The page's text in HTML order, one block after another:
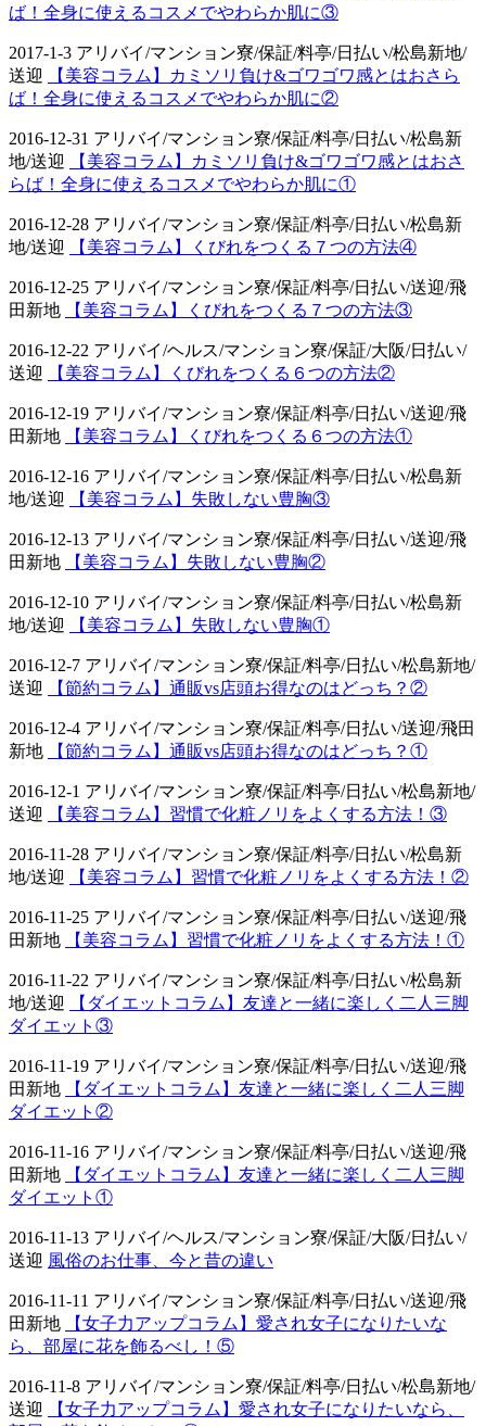
ば！全身に使えるコスメでやわらか肌に③
2017-1-3 アリバイ/マンション寮/保証/料亭/日払い/松島新地/
送迎
【美容コラム】カミソリ負け&ゴワゴワ感とはおさら
ば！全身に使えるコスメでやわらか肌に②
2016-12-31 アリバイ/マンション寮/保証/料亭/日払い/松島新
地/送迎
【美容コラム】カミソリ負け&ゴワゴワ感とはおさ
らば！全身に使えるコスメでやわらか肌に①
2016-12-28 アリバイ/マンション寮/保証/料亭/日払い/松島新
地/送迎
【美容コラム】くびれをつくる７つの方法④
2016-12-25 アリバイ/マンション寮/保証/料亭/日払い/送迎/飛
田新地
【美容コラム】くびれをつくる７つの方法③
2016-12-22 アリバイ/ヘルス/マンション寮/保証/大阪/日払い/
送迎
【美容コラム】くびれをつくる６つの方法②
2016-12-19 アリバイ/マンション寮/保証/料亭/日払い/送迎/飛
田新地
【美容コラム】くびれをつくる６つの方法①
2016-12-16 アリバイ/マンション寮/保証/料亭/日払い/松島新
地/送迎
【美容コラム】失敗しない豊胸③
2016-12-13 アリバイ/マンション寮/保証/料亭/日払い/送迎/飛
田新地
【美容コラム】失敗しない豊胸②
2016-12-10 アリバイ/マンション寮/保証/料亭/日払い/松島新
地/送迎
【美容コラム】失敗しない豊胸①
2016-12-7 アリバイ/マンション寮/保証/料亭/日払い/松島新地/
送迎
【節約コラム】通販vs店頭お得なのはどっち？②
2016-12-4 アリバイ/マンション寮/保証/料亭/日払い/送迎/飛田
新地
【節約コラム】通販vs店頭お得なのはどっち？①
2016-12-1 アリバイ/マンション寮/保証/料亭/日払い/松島新地/
送迎
【美容コラム】習慣で化粧ノリをよくする方法！③
2016-11-28 アリバイ/マンション寮/保証/料亭/日払い/松島新
地/送迎
【美容コラム】習慣で化粧ノリをよくする方法！②
2016-11-25 アリバイ/マンション寮/保証/料亭/日払い/送迎/飛
田新地
【美容コラム】習慣で化粧ノリをよくする方法！①
2016-11-22 アリバイ/マンション寮/保証/料亭/日払い/松島新
地/送迎
【ダイエットコラム】友達と一緒に楽しく二人三脚
ダイエット③
2016-11-19 アリバイ/マンション寮/保証/料亭/日払い/送迎/飛
田新地
【ダイエットコラム】友達と一緒に楽しく二人三脚
ダイエット②
2016-11-16 アリバイ/マンション寮/保証/料亭/日払い/送迎/飛
田新地
【ダイエットコラム】友達と一緒に楽しく二人三脚
ダイエット①
2016-11-13 アリバイ/ヘルス/マンション寮/保証/大阪/日払い/
送迎 風俗のお仕事、今と昔の違い
2016-11-11 アリバイ/マンション寮/保証/料亭/日払い/送迎/飛
田新地
【女子力アップコラム】愛され女子になりたいな
ら、部屋に花を飾るべし！⑤
2016-11-8 アリバイ/マンション寮/保証/料亭/日払い/松島新地/
送迎
【女子力アップコラム】愛され女子になりたいなら、